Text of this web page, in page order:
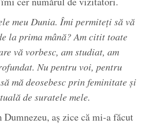
meu Dunia. Îmi permiteți să vă
la prima mână? Am citit toate
vă vorbesc, am studiat, am
Nu pentru voi, pentru
mă deosebesc prin feminitate și
de suratele mele.
Dumnezeu, aș zice că mi-a făcut